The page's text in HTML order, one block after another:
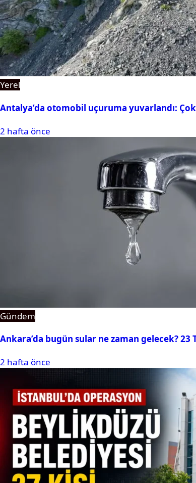
Yerel
Antalya’da otomobil uçuruma yuvarlandı:
2 hafta önce
Gündem
Ankara’da bugün sular ne zaman gelecek?
2 hafta önce